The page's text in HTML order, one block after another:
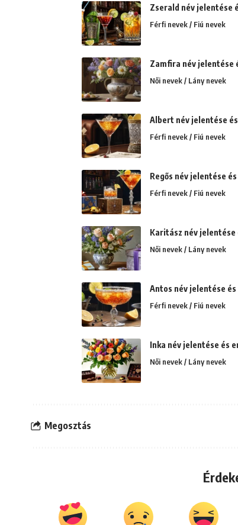
Zserald név jelentése
Férfi nevek / Fiú nevek
Zamfira név jelentése
Női nevek / Lány nevek
Albert név jelentése
Férfi nevek / Fiú nevek
Regős név jelentése
Férfi nevek / Fiú nevek
Karitász név jelentése
Női nevek / Lány nevek
Antos név jelentése
Férfi nevek / Fiú nevek
Inka név jelentése és
Női nevek / Lány nevek
Megosztás